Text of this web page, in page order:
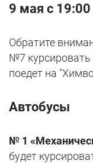
9 мая с
Обратите
№7 курсировать
поедет на
Автобусы
№ 1
будет